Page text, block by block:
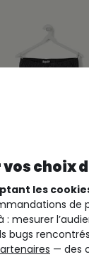
vos choix
les
de
: mesurer
bugs
— des